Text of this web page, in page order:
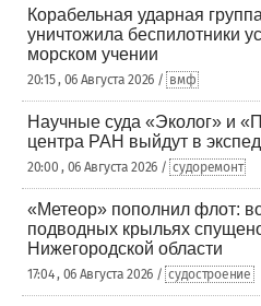
Корабельная ударная
уничтожила беспилотники
морском учении
20:15 , 06 Августа 2026 / вмф
Научные суда «Эколог» и
центра РАН выйдут в
20:00 , 06 Августа 2026 / судоремонт
«Метеор» пополнил флот:
подводных крыльях
Нижегородской области
17:04 , 06 Августа 2026 / судостроение